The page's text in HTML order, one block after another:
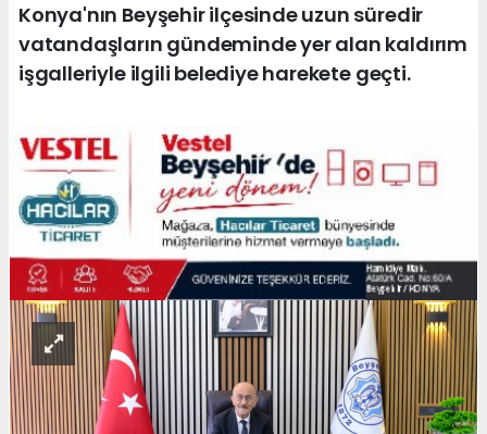
Konya'nın Beyşehir ilçesinde uzun süredir
vatandaşların gündeminde yer alan kaldırım
işgalleriyle ilgili belediye harekete geçti.